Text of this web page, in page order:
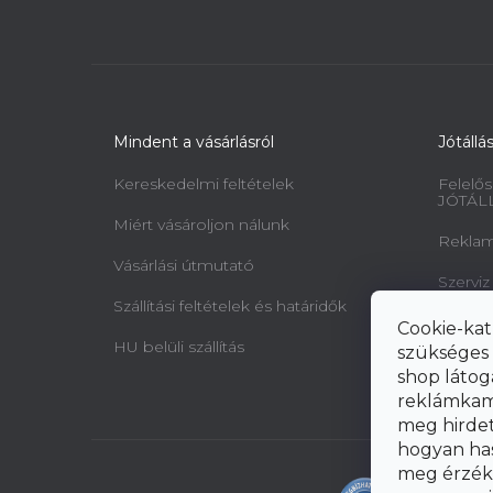
Cookie-
shop
meg
hogyan
meg
Mindent a vásárlásról
Kereskedelmi feltételek
Miért vásároljon nálunk
Vásárlási útmutató
Szállítási feltételek és határidők
HU belüli szállítás
Minta